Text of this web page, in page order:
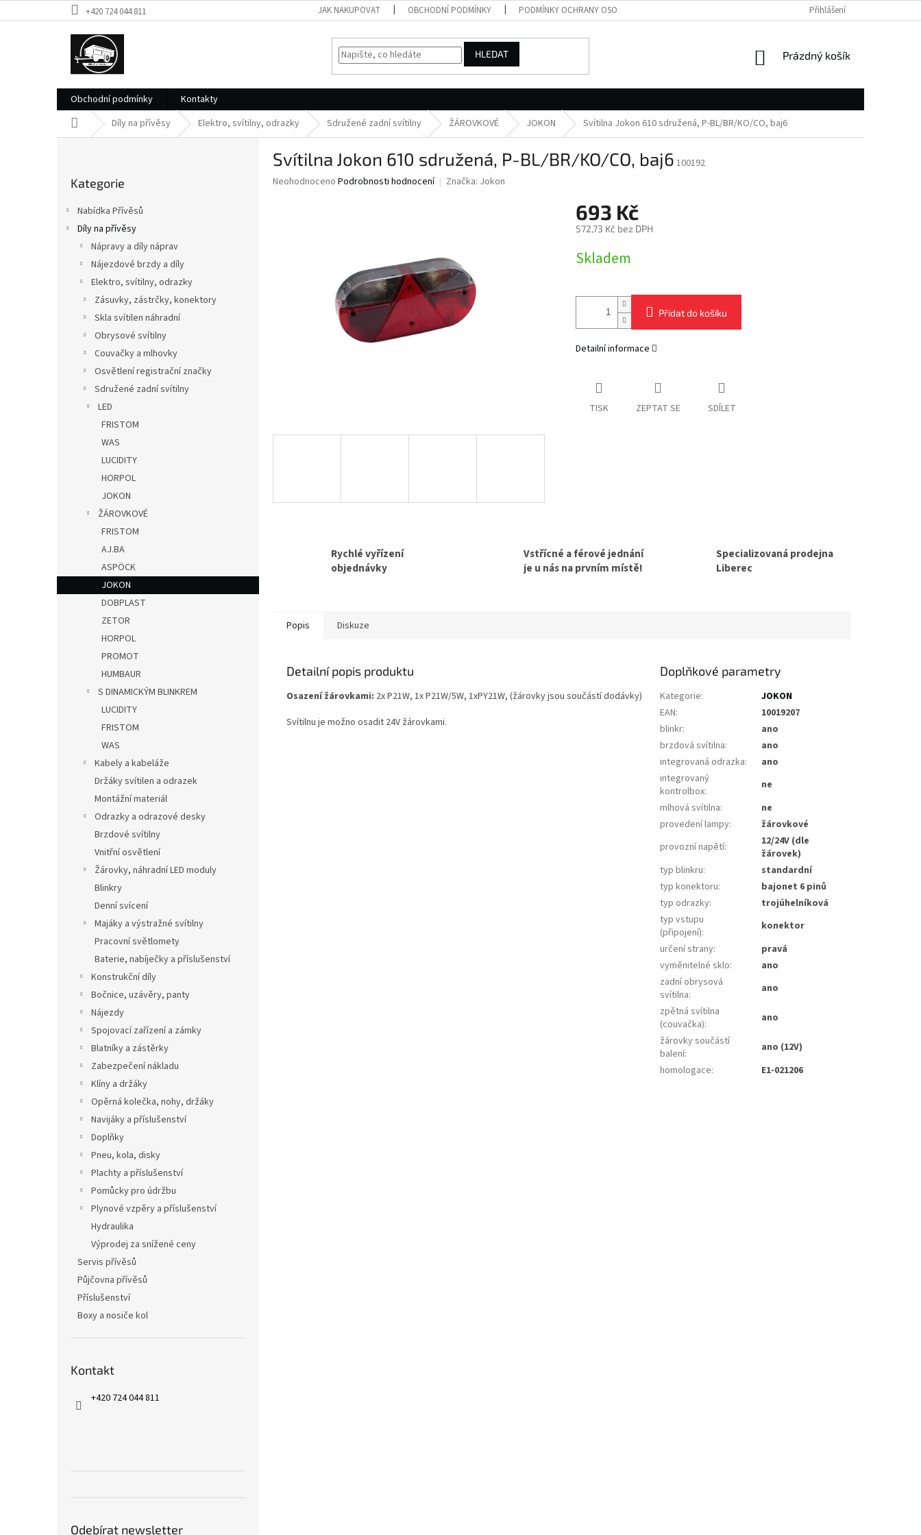
na
+420 724 044 811 JAK NAKUPOVAT OBCHODNÍ PODMÍNKY PODMÍNKY OCHRANY OSOBNÍCH ÚDAJŮ Přihlášení
HLEDAT
NÁKUPNÍ
Prázdný košík
Obchodní podmínky
Kontakty
Domů Díly na přívěsy Elektro, svítilny, odrazky Sdružené zadní svítilny ŽÁROVKOVÉ JOKON Svítilna Jokon 610 sdružená, P-BL/BR/KO/CO, baj6
kategorie
Kategorie
Nabídka Přívěsů
Díly na přívěsy
Nápravy a díly náprav
Nájezdové brzdy a díly
Elektro, svítilny, odrazky
Zásuvky, zástrčky, konektory
Skla svítilen náhradní
Obrysové svítilny
Couvačky a mlhovky
Osvětlení registrační značky
Sdružené zadní svítilny
LED
FRISTOM
WAS
LUCIDITY
HORPOL
JOKON
ŽÁROVKOVÉ
FRISTOM
AJ.BA
ASPÖCK
JOKON
DOBPLAST
ZETOR
HORPOL
PROMOT
HUMBAUR
S DINAMICKÝM BLINKREM
LUCIDITY
FRISTOM
WAS
Kabely a kabeláže
Držáky svítilen a odrazek
Montážní materiál
Odrazky a odrazové desky
Brzdové svítilny
Vnitřní osvětlení
Žárovky, náhradní LED moduly
Blinkry
Denní svícení
Majáky a výstražné svítilny
Pracovní světlomety
Baterie, nabíječky a příslušenství
Konstrukční díly
Bočnice, uzávěry, panty
Nájezdy
Spojovací zařízení a zámky
Blatníky a zástěrky
Zabezpečení nákladu
Klíny a držáky
Opěrná kolečka, nohy, držáky
Navijáky a příslušenství
Doplňky
Pneu, kola, disky
Plachty a příslušenství
Pomůcky pro údržbu
Plynové vzpěry a příslušenství
Hydraulika
Výprodej za snížené ceny
Servis přívěsů
Půjčovna přívěsů
Příslušenství
Boxy a nosiče kol
Kontakt
+420 724 044 811
Odebírat newsletter
Svítilna Jokon 610 sdružená, P-BL/BR/KO/CO, baj6 100192
Průměrné
Neohodnoceno Podrobnosti hodnocení Značka: Jokon
693 Kč
572,73 Kč bez DPH
cena:
Skladem
Přidat do košíku
Detailní informace
TISK ZEPTAT SE SDÍLET
Rychlé vyřízení
objednávky
Vstřícné a férové jednání
je u nás na prvním místě!
Specializovaná prodejna
Liberec
Popis Diskuze
Detailní popis produktu
Osazení žárovkami: 2x P21W, 1x P21W/5W, 1xPY21W, (žárovky jsou součástí dodávky)
Svítilnu je možno osadit 24V žárovkami.
Doplňkové parametry
Kategorie:
JOKON
EAN:
10019207
blinkr:
ano
brzdová svítilna:
ano
integrovaná odrazka:
ano
integrovaný
kontrolbox:
ne
mlhová svítilna:
ne
provedení lampy:
žárovkové
provozní napětí:
12/24V (dle
žárovek)
typ blinkru:
standardní
typ konektoru:
bajonet 6 pinů
typ odrazky:
trojúhelníková
typ vstupu
(připojení):
konektor
určení strany:
pravá
vyměnitelné sklo:
ano
zadní obrysová
svítilna:
ano
zpětná svítilna
(couvačka):
ano
žárovky součástí
balení:
ano (12V)
homologace: E1-021206